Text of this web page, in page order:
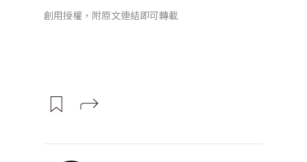
創用授權，附原文連結即可轉載